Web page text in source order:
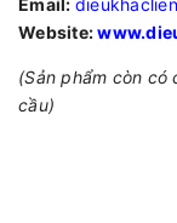
Email:
Website:
(Sản phẩm còn có
cầu)